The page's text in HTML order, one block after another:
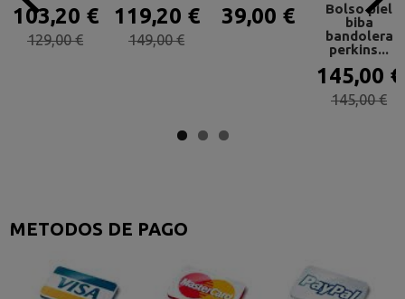
METODOS DE PAGO
103,20 €
129,00 €
119,20 €
149,00 €
39,00 €
Bolso piel
biba
bandolera
perkins...
145,00 €
145,00 €